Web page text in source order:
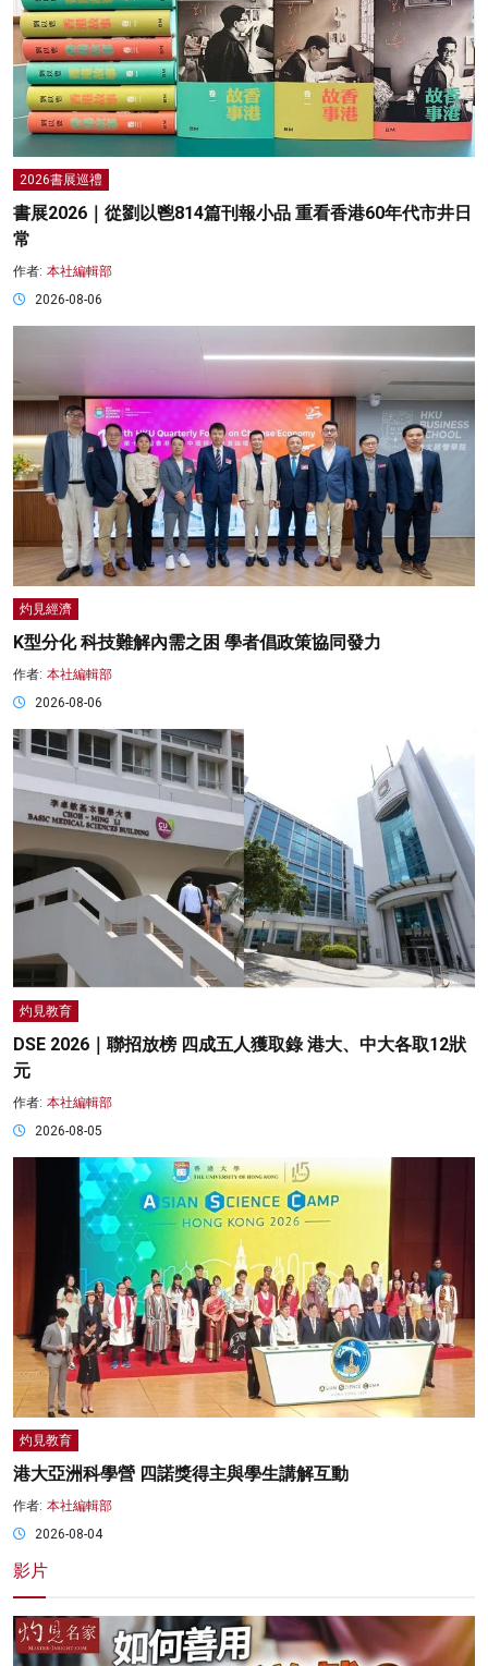
2026書展巡禮
書展2026｜從劉以鬯814篇刊報小品 重看香港60年代市井日
常
作者: 本社編輯部
2026-08-06
灼見經濟
K型分化 科技難解內需之困 學者倡政策協同發力
作者: 本社編輯部
2026-08-06
灼見教育
DSE 2026｜聯招放榜 四成五人獲取錄 港大、中大各取12狀
元
作者: 本社編輯部
2026-08-05
灼見教育
港大亞洲科學營 四諾獎得主與學生講解互動
作者: 本社編輯部
2026-08-04
影片